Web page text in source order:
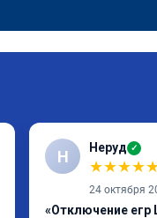
Н Неруд ✓
★★★★
24 октября
«Отключение егр